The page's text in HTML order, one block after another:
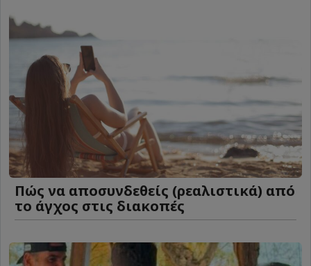
Πώς να αποσυνδεθείς (ρεαλιστικά) από
το άγχος στις διακοπές